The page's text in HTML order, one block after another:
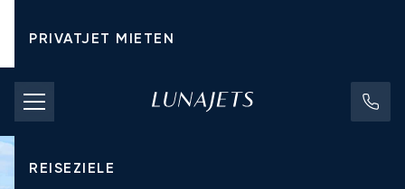
PRIVATJET MIETEN
CHARTERPREISE
PRIVATJETS
REISEZIELE